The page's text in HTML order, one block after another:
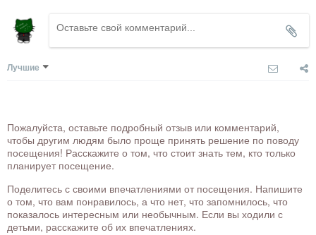
Лучшие
Пожалуйста, оставьте подробный отзыв или комментарий,
чтобы другим людям было проще принять решение по поводу
посещения! Расскажите о том, что стоит знать тем, кто только
планирует посещение.
Поделитесь с своими впечатлениями от посещения. Напишите
о том, что вам понравилось, а что нет, что запомнилось, что
показалось интересным или необычным. Если вы ходили с
детьми, расскажите об их впечатлениях.